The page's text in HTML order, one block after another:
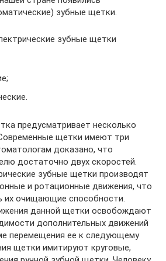
зубные щетки.
зубные щетки
предусматривает несколько
щетки имеют три
доказано, что
достаточно двух скоростей.
зубные щетки производят
и ротационные движения, что
их очищающие способности.
данной щетки освобождают
дополнительных движений
перемещения ее к следующему
щетки имитируют круговые,